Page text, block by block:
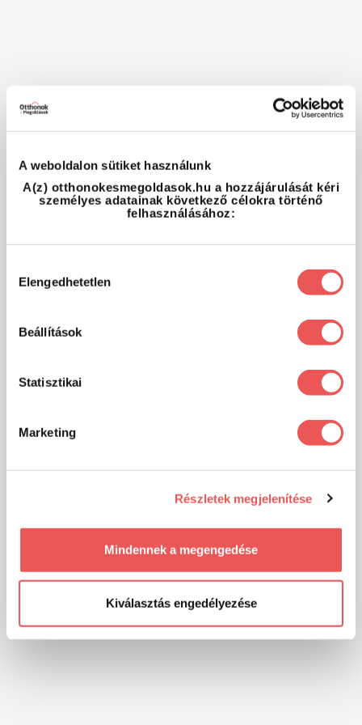
A weboldalon sütiket használunk
A(z) otthonokesmegoldasok.hu a hozzájárulását kéri
személyes adatainak következő célokra történő
felhasználásához:
kiválasztása
Elengedhetetlen
Beállítások
Statisztikai
Marketing
Részletek megjelenítése
Mindennek a megengedése
Kiválasztás engedélyezése